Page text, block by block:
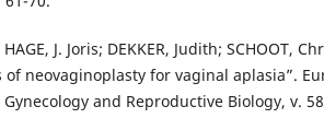
J. Joris; DEKKER, Judith; SCHOOT,
neovaginoplasty for vaginal aplasia”.
and Reproductive Biology, v.